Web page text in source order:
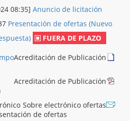
08:35] Anuncio de licitación
Presentación de ofertas (Nuevo
FUERA DE PLAZO
Acreditación de Publicación
Acreditación de Publicación
Sobre electrónico ofertas
de ofertas